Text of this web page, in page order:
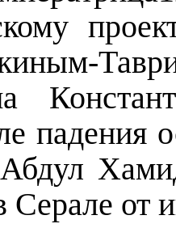
падения
Серале от